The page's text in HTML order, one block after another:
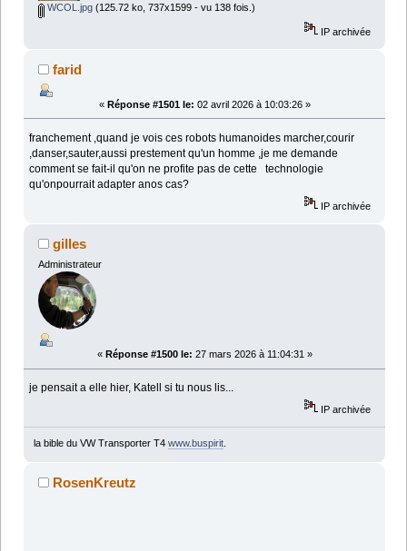
WCOL.jpg(125.72 ko, 737x1599 - vu 138 fois.)
IP archivée
farid
« Réponse #1501 le: 02 avril 2026 à 10:03:26 »
franchement ,quand je vois ces robots humanoides marcher,courir
,danser,sauter,aussi prestement qu'un homme ,je me demande
comment se fait-il qu'on ne profite pas de cette technologie
qu'onpourrait adapter anos cas?
IP archivée
gilles
Administrateur
« Réponse #1500 le: 27 mars 2026 à 11:04:31 »
je pensait a elle hier, Katell si tu nous lis...
IP archivée
la bible du VW Transporter T4 www.buspirit.
RosenKreutz